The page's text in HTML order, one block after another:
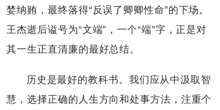
婪纳贿，最终落得“反误了卿卿性命”的下场。
王杰逝后谥号为“文端”，一个“端”字，正是对
其一生正直清廉的最好总结。
历史是最好的教科书。我们应从中汲取智
慧，选择正确的人生方向和处事方法，注重个